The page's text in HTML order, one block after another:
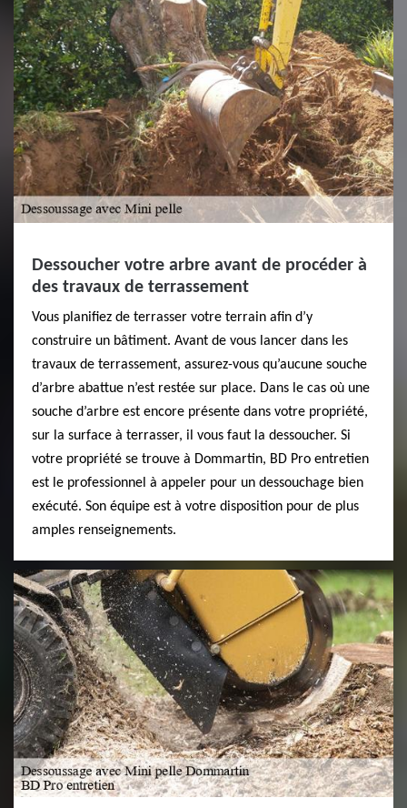
Dessoucher votre arbre avant de procéder à
des travaux de terrassement
Vous planifiez de terrasser votre terrain afin d’y
construire un bâtiment. Avant de vous lancer dans les
travaux de terrassement, assurez-vous qu’aucune souche
d’arbre abattue n’est restée sur place. Dans le cas où une
souche d’arbre est encore présente dans votre propriété,
sur la surface à terrasser, il vous faut la dessoucher. Si
votre propriété se trouve à Dommartin, BD Pro entretien
est le professionnel à appeler pour un dessouchage bien
exécuté. Son équipe est à votre disposition pour de plus
amples renseignements.